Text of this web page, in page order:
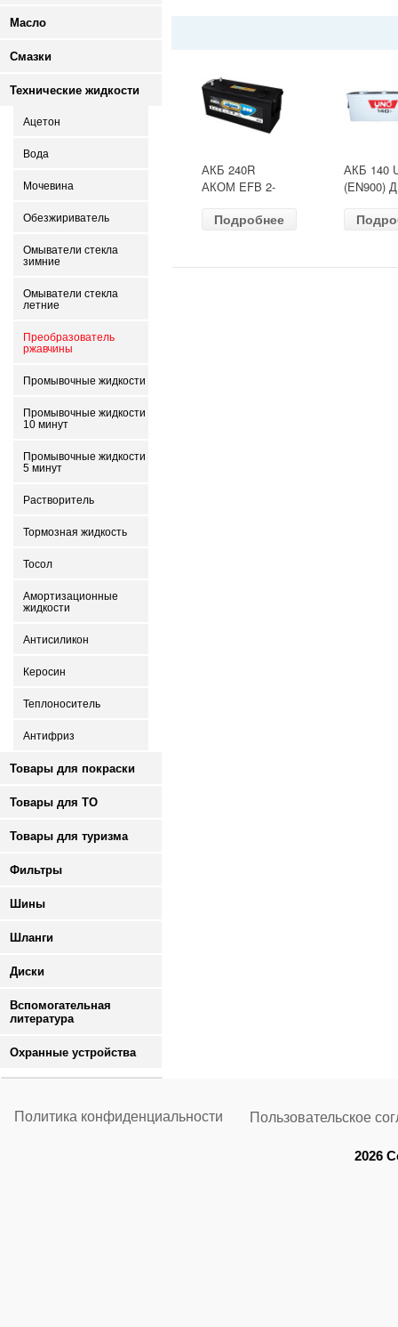
Масло
Смазки
Технические жидкости
Ацетон
Вода
Мочевина
Обезжириватель
Омыватели стекла
зимние
Омыватели стекла
летние
Преобразователь
ржавчины
Промывочные жидкости
Промывочные жидкости
10 минут
Промывочные жидкости
5 минут
Растворитель
Тормозная жидкость
Тосол
Амортизационные
жидкости
Антисиликон
Керосин
Теплоноситель
Антифриз
Товары для покраски
Товары для ТО
Товары для туризма
Фильтры
Шины
Шланги
Диски
Вспомогательная
литература
Охранные устройства
АКБ 240R
АКОМ EFB 2-
(EN1500) ДШВ
Подробнее
АКБ 140
(EN900)
залит
Политика конфиденциальности Пользовательское
2026